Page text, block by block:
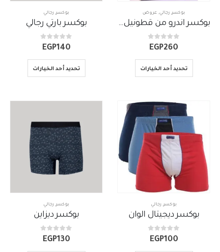
بوكسر, رجالي, عروض
بوكسر اندرو من قطونيل بسعر رائع
0
out of 5
EGP260
تحديد أحد الخيارات
بوكسر, رجالي
بوكسر بارتي رجالي
0
out of 5
EGP140
تحديد أحد الخيارات
بوكسر, رجالي
بوكسر ديجيتال الوان
0
out of 5
EGP100
بوكسر, رجالي
بوكسر ديزاين
0
out of 5
EGP130